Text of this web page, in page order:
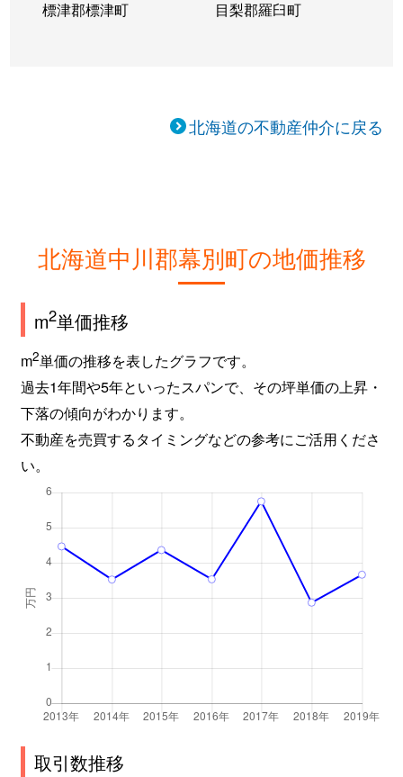
標津郡標津町 目梨郡羅臼町
北海道の不動産仲介に戻る
北海道中川郡幕別町の地価推移
m2単価推移
m2単価の推移を表したグラフです。
過去1年間や5年といったスパンで、その坪単価の上昇・
下落の傾向がわかります。
不動産を売買するタイミングなどの参考にご活用くださ
い。
取引数推移